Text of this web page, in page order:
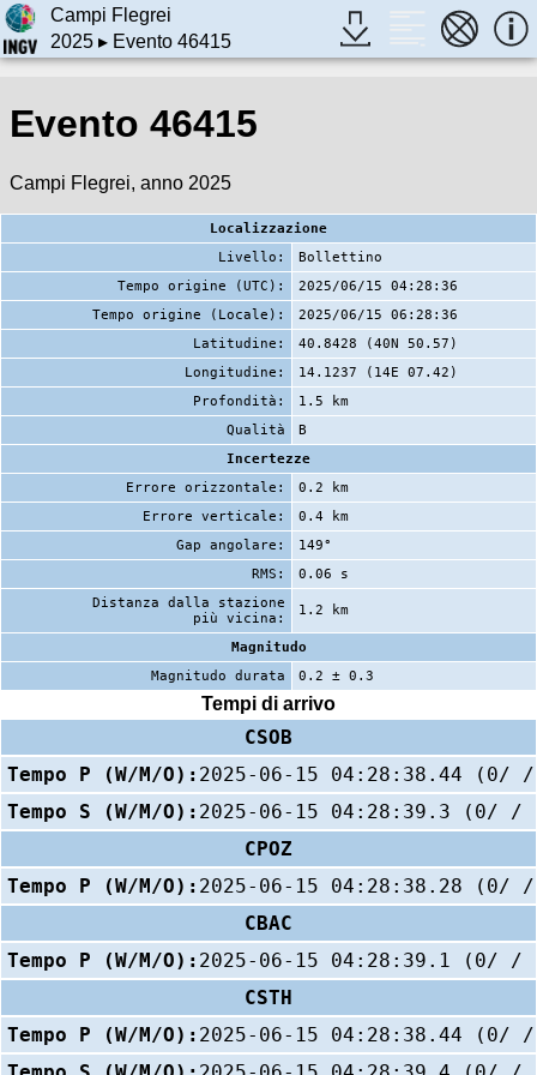
Campi Flegrei
2025▸ Evento 46415
Evento 46415
Campi Flegrei, anno 2025
Localizzazione
Livello:
Bollettino
Tempo origine (UTC):
2025/06/15 04:28:36
Tempo origine (Locale):
2025/06/15 06:28:36
Latitudine:
40.8428 (40N 50.57)
Longitudine:
14.1237 (14E 07.42)
Profondità:
1.5 km
Qualità
B
Incertezze
Errore orizzontale:
0.2 km
Errore verticale:
0.4 km
Gap angolare:
149°
RMS:
0.06 s
Distanza dalla stazione
più vicina:
1.2 km
Magnitudo
Magnitudo durata
0.2 ± 0.3
Tempi di arrivo
CSOB
Tempo P (W/M/O): 2025-06-15 04:28:38.44 (0/
Tempo S (W/M/O): 2025-06-15 04:28:39.3 (0/ /
CPOZ
Tempo P (W/M/O): 2025-06-15 04:28:38.28 (0/
CBAC
Tempo P (W/M/O): 2025-06-15 04:28:39.1 (0/ /
CSTH
Tempo P (W/M/O): 2025-06-15 04:28:38.44 (0/